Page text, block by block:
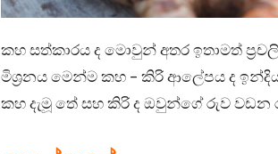
කහ සත්කාරය ද මොවුන් අතර ඉතාමත්
මිශ්‍රනය මෙන්ම කහ – කිරි ආලේපය ද
කහ දැමූ තේ සහ කිරි ද ඔවුන්ගේ රුව වඩන